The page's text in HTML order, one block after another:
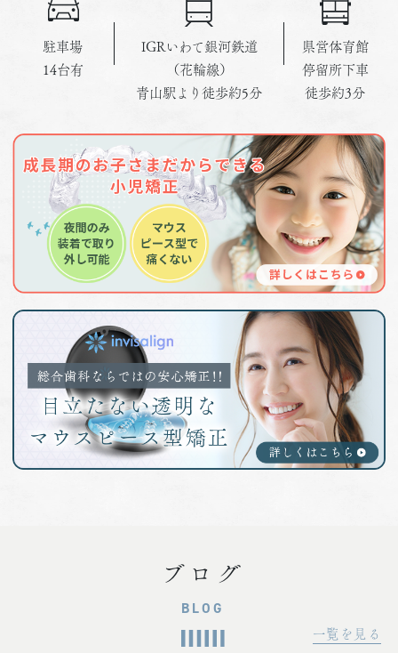
2026.01.26
【2月休診日のお知らせ】
2/11（火・祝）、/23(月・祝)、毎週(日)
が休診日となります。
よろしくお願いいたします。
2026.01.09
【1月休診日について】
毎週日曜日及び12日(月・祝)休診となりま
本年も皆様のお口の健康をサポートできるよ
う努めてまいります。どうぞよろしくお願い
いたします。
（1/5(月)より通常診療いたします）
又、12/17(水)は院内研修のため午後休診、
翌18(木)は1日休診となります。
駐車場
14台有
IGRいわて銀河鉄道
（花輪線）
青山駅より徒歩約5分
県営体育館
停留所下車
徒歩約3分
ブログ
BLOG
一覧を見る